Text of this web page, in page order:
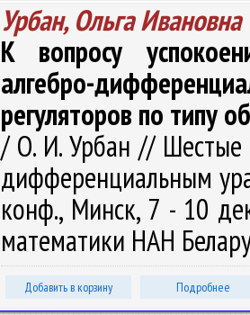
Урбан, Ольга Ивановна
К вопросу
алгебро-
регуляторов по типу
/ О. И. Урбан // Шестые
дифференциальным
конф., Минск, 7 - 10
математики НАН
Добавить в корзину Подробнее